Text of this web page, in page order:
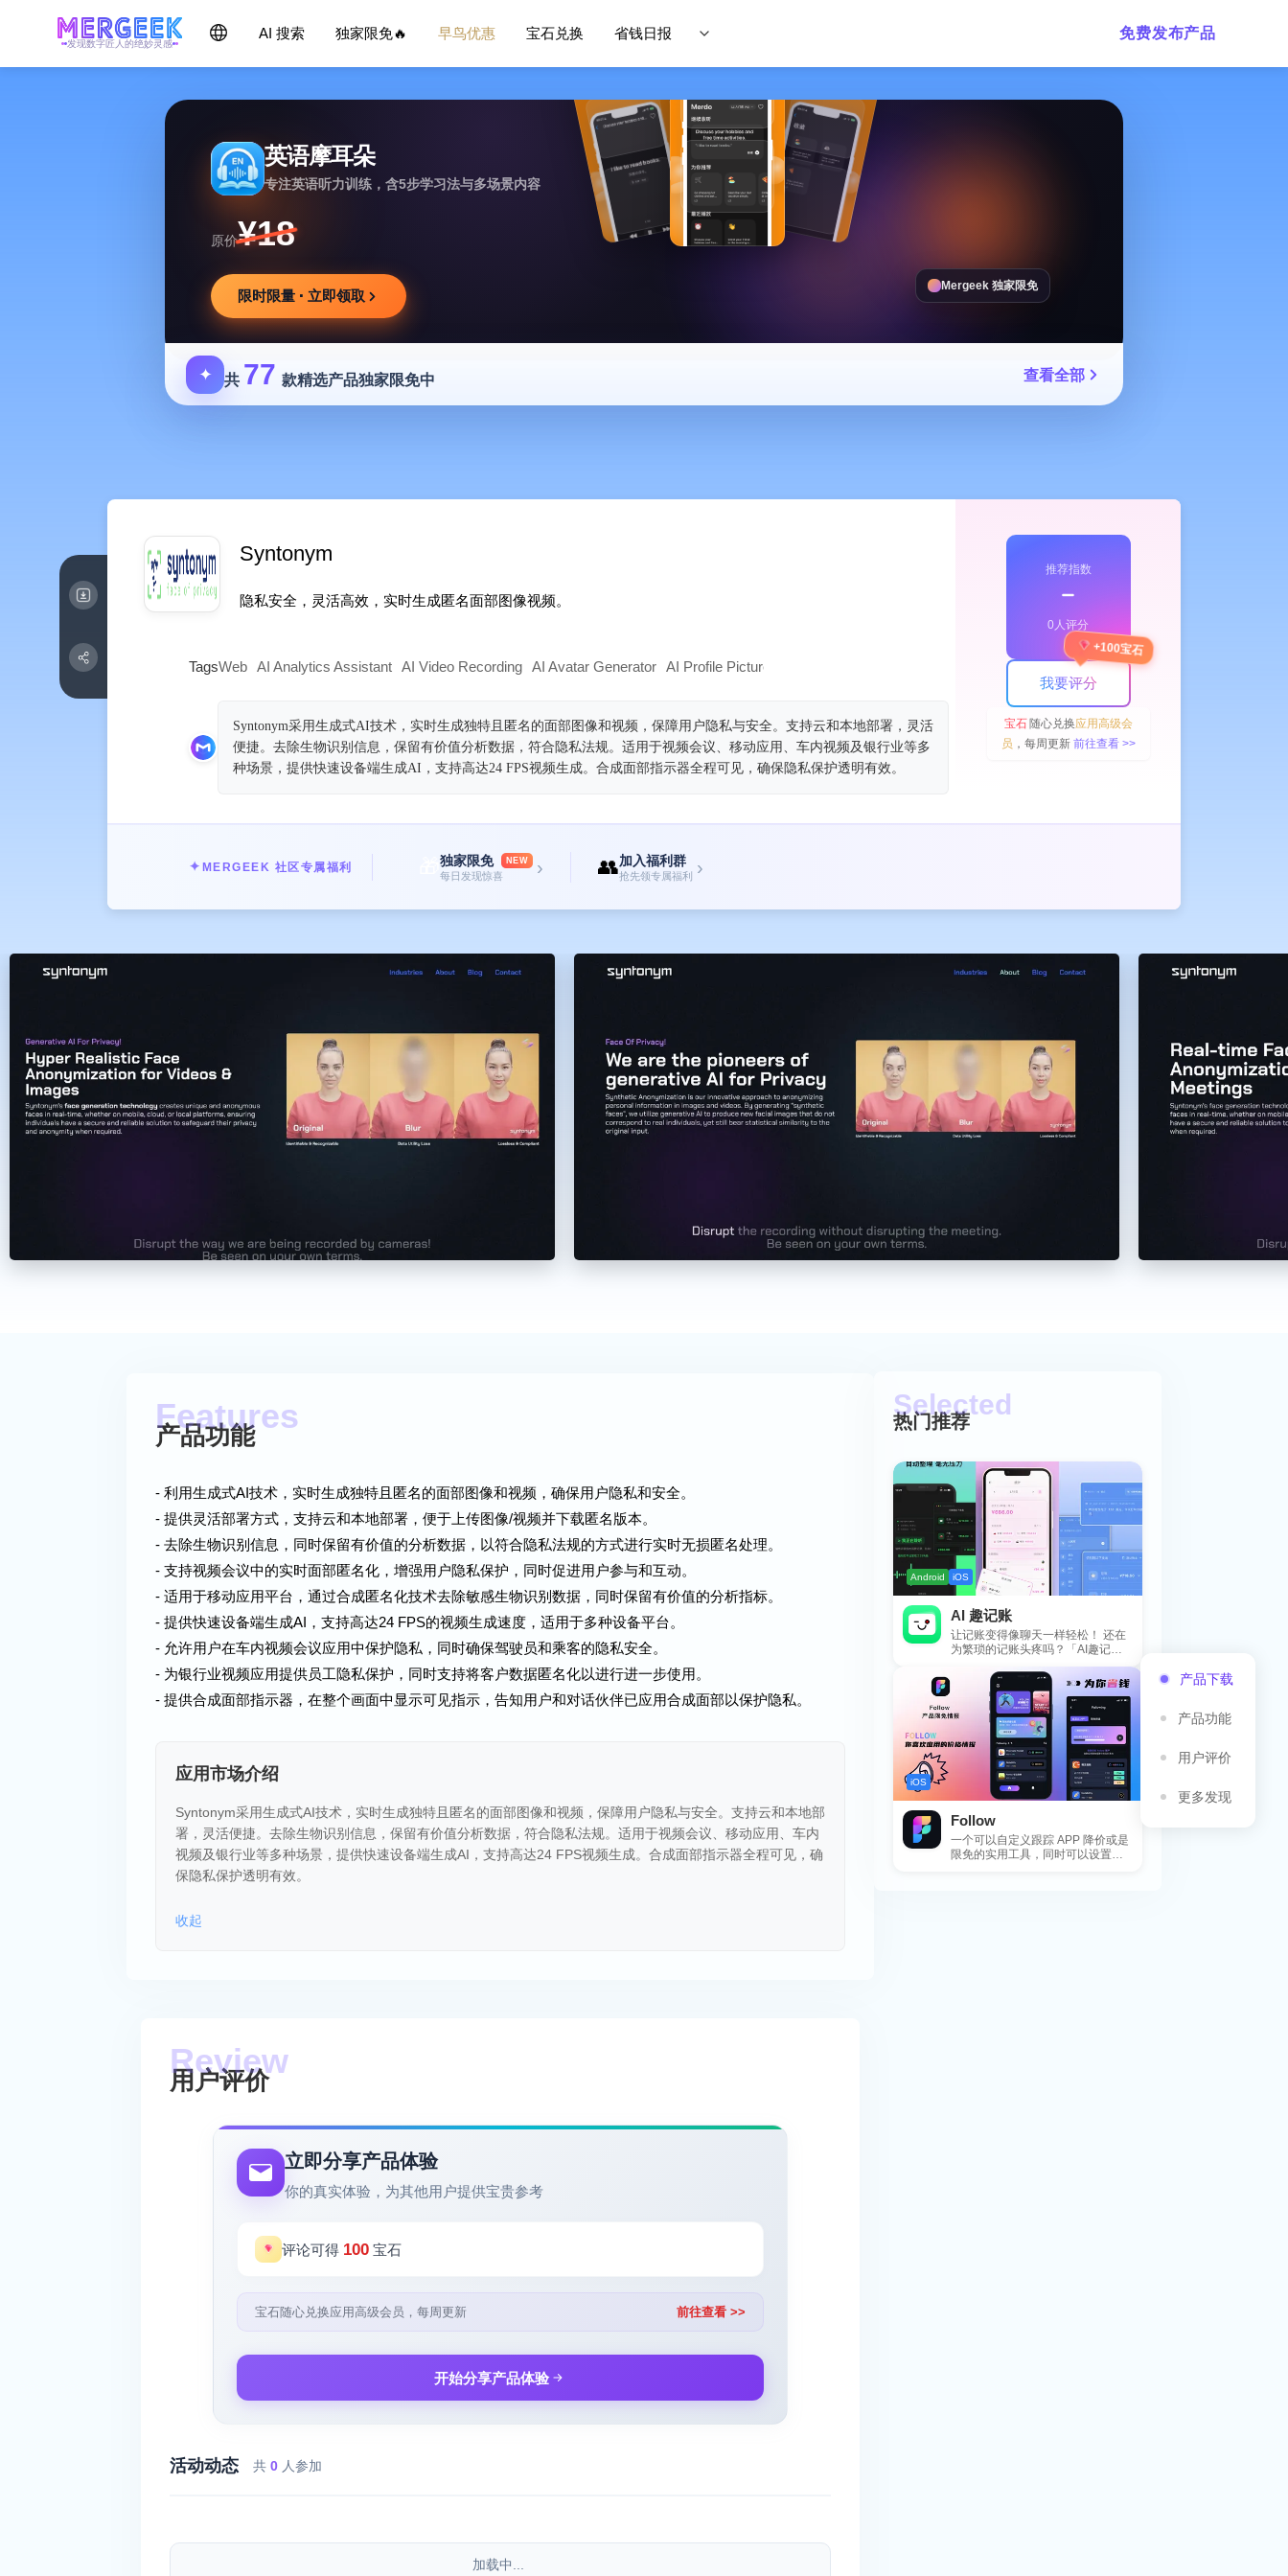
发现数字匠人的绝妙灵感
AI 搜索 独家限免🔥 早鸟优惠 宝石兑换 省钱日报 免费发布产品
英语摩耳朵
专注英语听力训练，含5步学习法与多场景内容
原价¥18
限时限量 · 立即领取
Mergeek 独家限免
✦ 共 77 款精选产品独家限免中 查看全部
Syntonym
隐私安全，灵活高效，实时生成匿名面部图像视频。
TagsWeb AI Analytics Assistant AI Video Recording AI Avatar Generator AI Profile Picture Generator
Syntonym采用生成式AI技术，实时生成独特且匿名的面部图像和视频，保障用户隐私与安全。支持云和本地部署，灵活
便捷。去除生物识别信息，保留有价值分析数据，符合隐私法规。适用于视频会议、移动应用、车内视频及银行业等多
种场景，提供快速设备端生成AI，支持高达24 FPS视频生成。合成面部指示器全程可见，确保隐私保护透明有效。
推荐指数
﹣
0人评分
我要评分
+100宝石
宝石随心兑换应用高级会
员 ，每周更新 前往查看 >>
✦ MERGEEK 社区专属福利 独家限免 NEW
每日发现惊喜 › 👥加入福利群
抢先领专属福利 ›
产品下载
产品功能
用户评价
更多发现
产品功能
- 利用生成式AI技术，实时生成独特且匿名的面部图像和视频，确保用户隐私和安全。
- 提供灵活部署方式，支持云和本地部署，便于上传图像/视频并下载匿名版本。
- 去除生物识别信息，同时保留有价值的分析数据，以符合隐私法规的方式进行实时无损匿名处理。
- 支持视频会议中的实时面部匿名化，增强用户隐私保护，同时促进用户参与和互动。
- 适用于移动应用平台，通过合成匿名化技术去除敏感生物识别数据，同时保留有价值的分析指标。
- 提供快速设备端生成AI，支持高达24 FPS的视频生成速度，适用于多种设备平台。
- 允许用户在车内视频会议应用中保护隐私，同时确保驾驶员和乘客的隐私安全。
- 为银行业视频应用提供员工隐私保护，同时支持将客户数据匿名化以进行进一步使用。
- 提供合成面部指示器，在整个画面中显示可见指示，告知用户和对话伙伴已应用合成面部以保护隐私。
应用市场介绍
Syntonym采用生成式AI技术，实时生成独特且匿名的面部图像和视频，保障用户隐私与安全。支持云和本地部
署，灵活便捷。去除生物识别信息，保留有价值分析数据，符合隐私法规。适用于视频会议、移动应用、车内
视频及银行业等多种场景，提供快速设备端生成AI，支持高达24 FPS视频生成。合成面部指示器全程可见，确
保隐私保护透明有效。
收起
用户评价
立即分享产品体验
你的真实体验，为其他用户提供宝贵参考
评论可得 100 宝石
宝石随心兑换应用高级会员，每周更新 前往查看 >>
开始分享产品体验
活动动态 共 0 人参加
加载中...
热门推荐
Android iOS
AI 趣记账
让记账变得像聊天一样轻松！ 还在
为繁琐的记账头疼吗？「AI趣记
账」来拯救你啦！这款智能记账工
具专为懒...
iOS
Follow
一个可以自定义跟踪 APP 降价或是
限免的实用工具，同时可以设置包